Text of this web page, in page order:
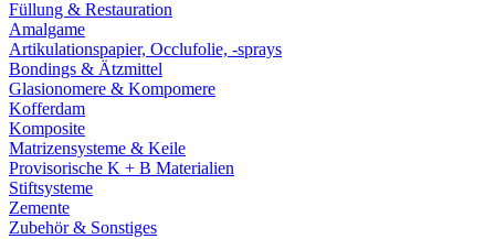
Füllung & Restauration
Amalgame
Artikulationspapier, Occlufolie, -sprays
Bondings & Ätzmittel
Glasionomere & Kompomere
Kofferdam
Komposite
Matrizensysteme & Keile
Provisorische K + B Materialien
Stiftsysteme
Zemente
Zubehör & Sonstiges